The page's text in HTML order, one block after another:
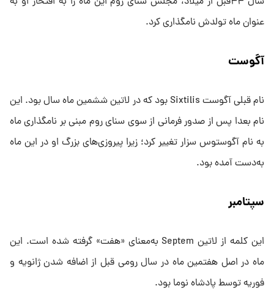
عنوان ‌ماه تولدش نامگذاری کرد.
آگوست
نام قبلی آگوست Sixtilis بود که در لاتین ششمین ‌ماه سال بود. این
نام بعدا پس از صدور فرمانی از سوی سنای روم مبنی بر نامگذاری‌ ماه
به نام آگوستوس سزار تغییر کرد؛ زیرا پیروزی‌های بزرگ او در این ‌ماه
به‌دست آمده بود.
سپتامبر
این کلمه از لاتین Septem به‌معنای «هفت» گرفته شده است. این
‌ماه در اصل هفتمین‌ ماه در سال رومی قبل از اضافه شدن ژانویه و
فوریه توسط پادشاه نوما بود.